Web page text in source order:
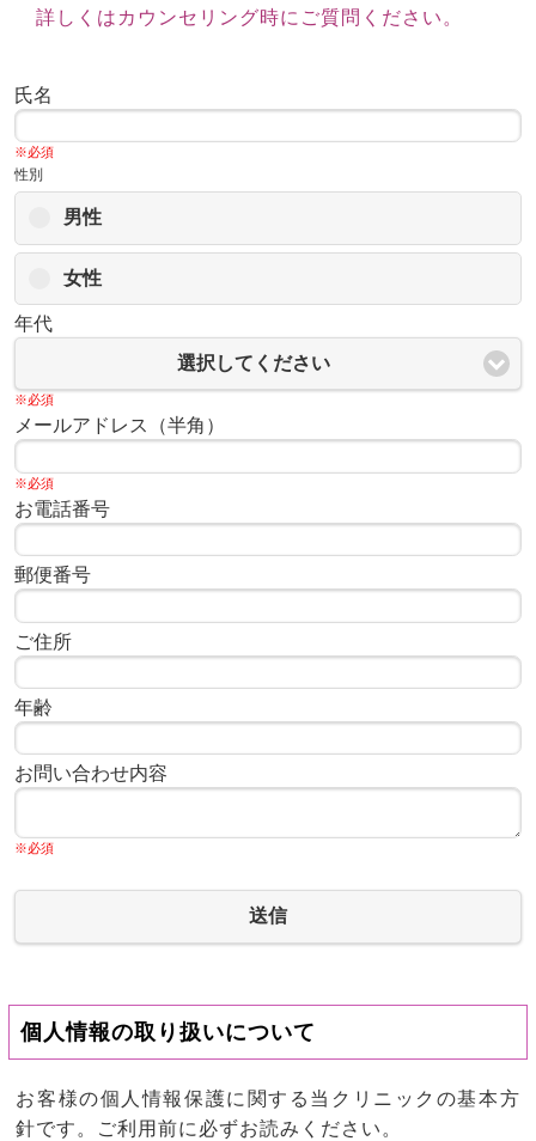
詳しくはカウンセリング時にご質問ください。
氏名
※必須
性別
男性
女性
年代
選択してください
※必須
メールアドレス（半角）
※必須
お電話番号
郵便番号
ご住所
年齢
お問い合わせ内容
※必須
送信
個人情報の取り扱いについて
お客様の個人情報保護に関する当クリニックの基本方
針です。ご利用前に必ずお読みください。